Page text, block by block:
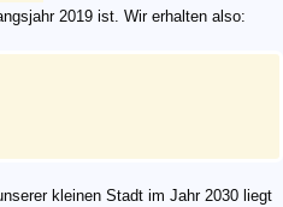
2019 ist. Wir erhalten also:
kleinen Stadt im Jahr 2030 liegt